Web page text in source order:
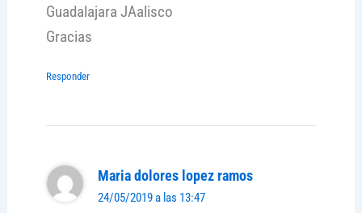
Guadalajara JAalisco
Gracias
Responder
Maria dolores lopez ramos
24/05/2019 a las 13:47